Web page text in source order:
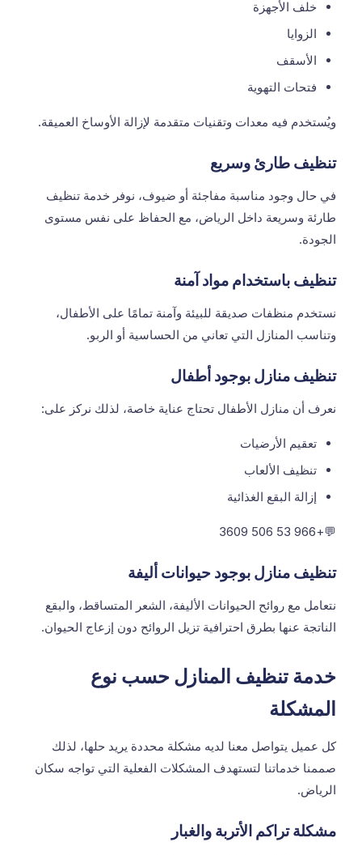
خلف الأجهزة
الزوايا
الأسقف
فتحات التهوية
ويُستخدم فيه معدات وتقنيات متقدمة لإزالة الأوساخ العميقة.
تنظيف طارئ وسريع
في حال وجود مناسبة مفاجئة أو ضيوف، نوفر خدمة تنظيف
طارئة وسريعة داخل الرياض، مع الحفاظ على نفس مستوى
الجودة.
تنظيف باستخدام مواد آمنة
نستخدم منظفات صديقة للبيئة وآمنة تمامًا على الأطفال،
وتناسب المنازل التي تعاني من الحساسية أو الربو.
تنظيف منازل بوجود أطفال
نعرف أن منازل الأطفال تحتاج عناية خاصة، لذلك نركز على:
تعقيم الأرضيات
تنظيف الألعاب
إزالة البقع الغذائية
💬
+966 53 506 3609
تنظيف منازل بوجود حيوانات أليفة
نتعامل مع روائح الحيوانات الأليفة، الشعر المتساقط، والبقع
الناتجة عنها بطرق احترافية تزيل الروائح دون إزعاج الحيوان.
خدمة تنظيف المنازل حسب نوع
المشكلة
كل عميل يتواصل معنا لديه مشكلة محددة يريد حلها، لذلك
صممنا خدماتنا لتستهدف المشكلات الفعلية التي تواجه سكان
الرياض.
مشكلة تراكم الأتربة والغبار